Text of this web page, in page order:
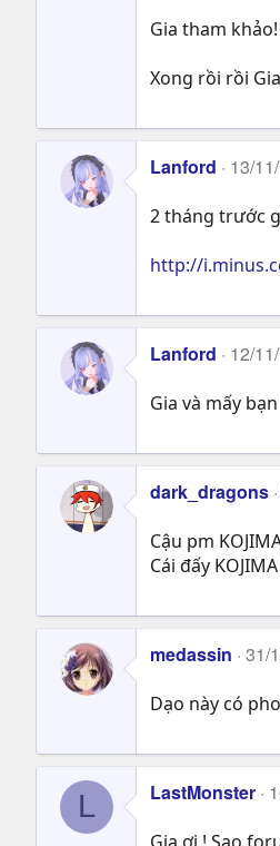
Gia tham
Xong rồi rồi
Lanford 13/
2 tháng trước
http://
Lanford 12/
Gia và mấy
dark_dragons
Cậu pm
Cái đấy
medassin 31/
Dạo này có
L LastMonster
Gia ơi ! Sao